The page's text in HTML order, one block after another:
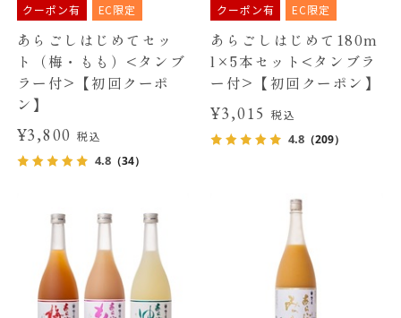
クーポン有 EC限定
あらごしはじめてセッ
ト（梅・もも）<タンブ
ラー付>【初回クーポ
ン】
¥3,800税込
4.8（34）
クーポン有 EC限定
あらごしはじめて180m
l×5本セット<タンブラ
ー付>【初回クーポン】
¥3,015 税込
4.8 （209）